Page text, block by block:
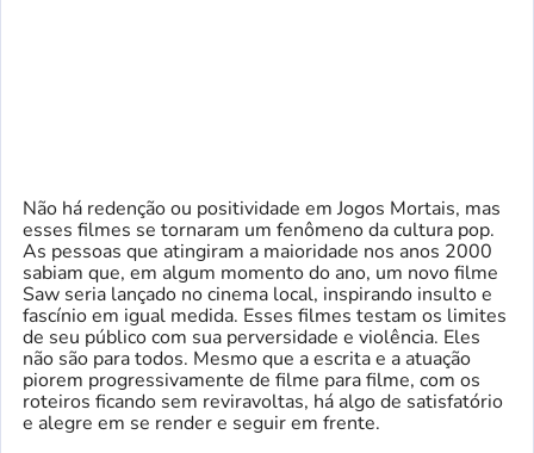
Não há redenção ou positividade em Jogos Mortais, mas
esses filmes se tornaram um fenômeno da cultura pop.
As pessoas que atingiram a maioridade nos anos 2000
sabiam que, em algum momento do ano, um novo filme
Saw seria lançado no cinema local, inspirando insulto e
fascínio em igual medida. Esses filmes testam os limites
de seu público com sua perversidade e violência. Eles
não são para todos. Mesmo que a escrita e a atuação
piorem progressivamente de filme para filme, com os
roteiros ficando sem reviravoltas, há algo de satisfatório
e alegre em se render e seguir em frente.